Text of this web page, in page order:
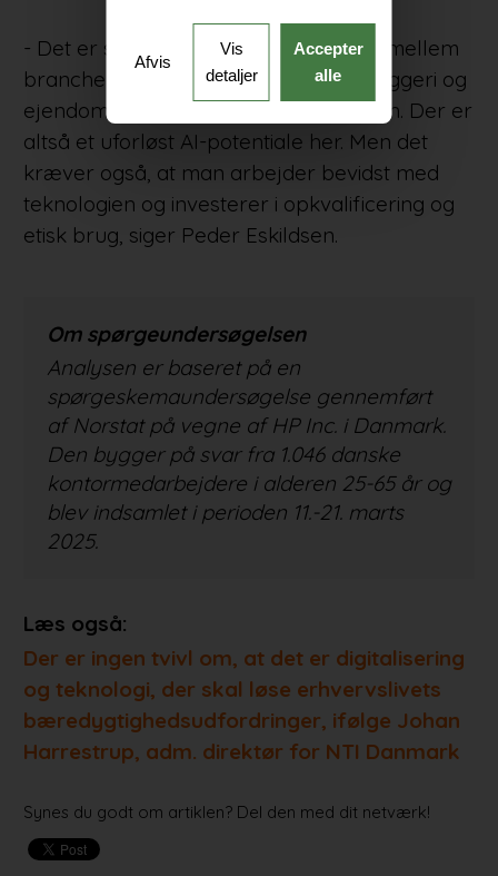
- Det er slående, hvor stort skellet er mellem
brancher, især når tallene viser, at byggeri og
ejendom faktisk ser værdi i teknologien. Der er
altså et uforløst AI-potentiale her. Men det
kræver også, at man arbejder bevidst med
teknologien og investerer i opkvalificering og
etisk brug, siger Peder Eskildsen.
Om spørgeundersøgelsen
Analysen er baseret på en
spørgeskemaundersøgelse gennemført
af Norstat på vegne af HP Inc. i Danmark.
Den bygger på svar fra 1.046 danske
kontormedarbejdere i alderen 25-65 år og
blev indsamlet i perioden 11.-21. marts
2025.
Læs også:
Der er ingen tvivl om, at det er digitalisering
og teknologi, der skal løse erhvervslivets
bæredygtighedsudfordringer, ifølge Johan
Harrestrup, adm. direktør for NTI Danmark
Synes du godt om artiklen? Del den med dit netværk!
Afvis
Vis
detaljer
Accepter
alle